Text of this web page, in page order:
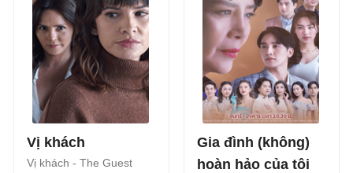
Vị khách
Vị khách - The Guest
Gia đình (không)
hoàn hảo của tôi